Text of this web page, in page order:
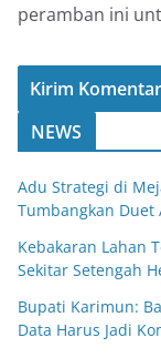
peramban ini
NEWS
Adu Strategi di
Tumbangkan Duet
Kebakaran Lahan
Sekitar Setengah
Bupati Karimun:
Data Harus Jadi